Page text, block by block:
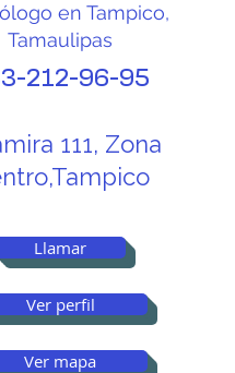
pediátrica,
cardíaca
Estos
pueden
como
Holter,
ambulatorio de
(MAPA),
en Tampico,
Tamaulipas
212-96-95
111, Zona
Llamar
Ver perfil
Ver mapa